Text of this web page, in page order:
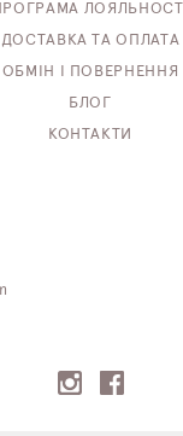
ПРОГРАМА ЛОЯЛЬНОСТІ
ДОСТАВКА ТА ОПЛАТА
ОБМІН І ПОВЕРНЕННЯ
БЛОГ
КОНТАКТИ